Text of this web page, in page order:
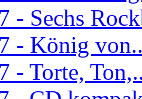
- Sechs
- König
- Torte,